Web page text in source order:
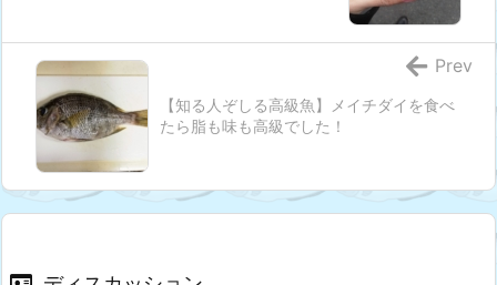
【知る人ぞしる高級魚】メイチダイを食べ
たら脂も味も高級でした！
Prev